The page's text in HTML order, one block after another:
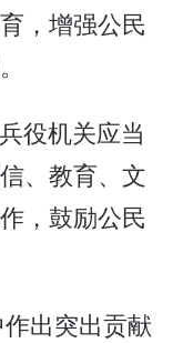
，增强公民
役机关应当
、教育、文
，鼓励公民
出突出贡献